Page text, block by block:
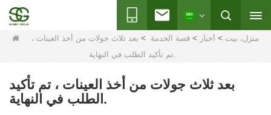
منزل، بيت > أخبار > قصة الخدمة > بعد ثلاث جولات من أخذ العينات ،
تم تأكيد الطلب في النهاية.
بعد ثلاث جولات من أخذ العينات ، تم تأكيد
الطلب في النهاية.